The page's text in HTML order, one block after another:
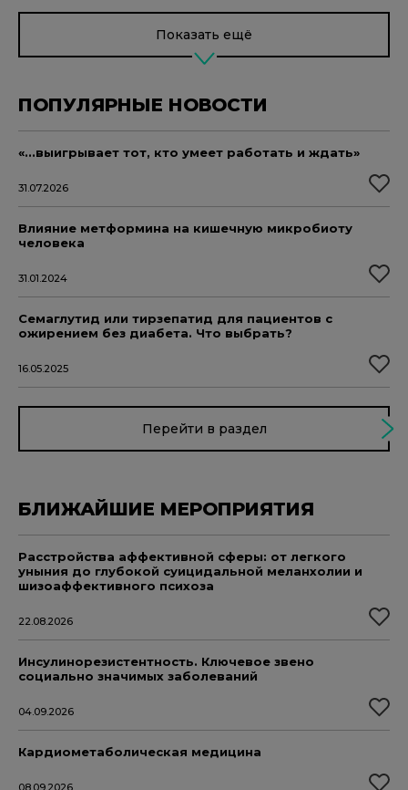
Показать ещё
ПОПУЛЯРНЫЕ НОВОСТИ
«...выигрывает тот, кто умеет работать и ждать»
31.07.2026
Влияние метформина на кишечную микробиоту
человека
31.01.2024
Семаглутид или тирзепатид для пациентов с
ожирением без диабета. Что выбрать?
16.05.2025
Перейти в раздел
БЛИЖАЙШИЕ МЕРОПРИЯТИЯ
Расстройства аффективной сферы: от легкого
уныния до глубокой суицидальной меланхолии и
шизоаффективного психоза
22.08.2026
Инсулинорезистентность. Ключевое звено
социально значимых заболеваний
04.09.2026
Кардиометаболическая медицина
08.09.2026